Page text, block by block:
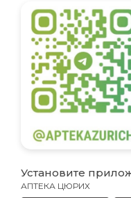
Установите
АПТЕКА ЦЮРИХ
Y